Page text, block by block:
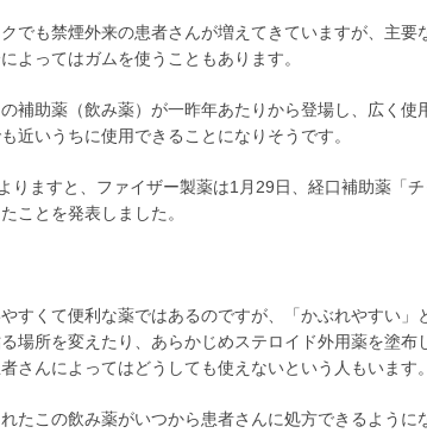
でも禁煙外来の患者さんが増えてきていますが、主要
よってはガムを使うこともあります。
補助薬（飲み薬）が一昨年あたりから登場し、広く使
近いうちに使用できることになりそうです。
ますと、ファイザー製薬は1月29日、経口補助薬「チ
ことを発表しました。
すくて便利な薬ではあるのですが、「かぶれやすい」
場所を変えたり、あらかじめステロイド外用薬を塗布
さんによってはどうしても使えないという人もいます。
たこの飲み薬がいつから患者さんに処方できるように